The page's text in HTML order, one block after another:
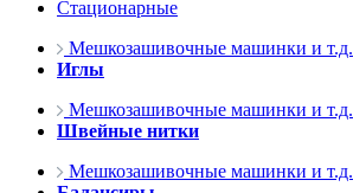
Стационарные
Мешкозашивочные машинки и т.д.
Иглы
Мешкозашивочные машинки и т.д.
Швейные нитки
Мешкозашивочные машинки и т.д.